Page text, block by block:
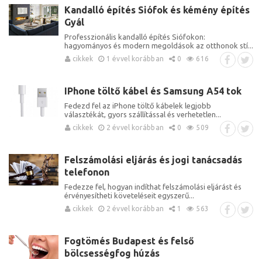
Kandalló építés Siófok és kémény építés
Gyál
Professzionális kandalló építés Siófokon:
hagyományos és modern megoldások az otthonok stí...
cikkek 1 évvel korábban 0 616
IPhone töltő kábel és Samsung A54 tok
Fedezd fel az iPhone töltő kábelek legjobb
választékát, gyors szállítással és verhetetlen...
cikkek 2 évvel korábban 0 509
Felszámolási eljárás és jogi tanácsadás
telefonon
Fedezze fel, hogyan indíthat felszámolási eljárást és
érvényesítheti követeléseit egyszerű...
cikkek 2 évvel korábban 1 563
Fogtömés Budapest és felső
bölcsességfog húzás